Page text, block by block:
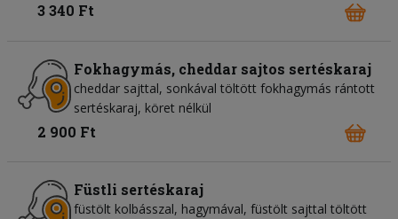
3 340 Ft
Fokhagymás, cheddar sajtos sertéskaraj
cheddar sajttal, sonkával töltött fokhagymás rántott
sertéskaraj, köret nélkül
2 900 Ft
Füstli sertéskaraj
füstölt kolbásszal, hagymával, füstölt sajttal töltött